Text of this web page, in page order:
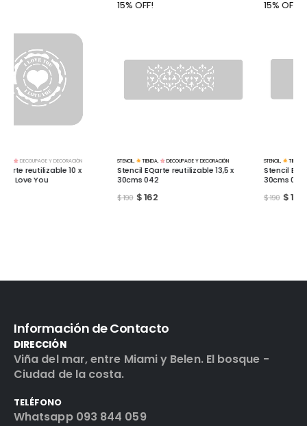
STENCIL, TIENDA, DECOUPAGE Y DECORACIÓN
Stencil EQarte reutilizable 13,5 x
30cms 042
STENCIL, TIENDA, DECOUPAGE Y DECORACIÓN
Stencil EQarte reutilizable 13,5 x
Información de Contacto
DIRECCIÓN
Viña del mar, entre Miami y Belen. El bosque -
Ciudad de la costa.
TELÉFONO
Whatsapp 093 844 059